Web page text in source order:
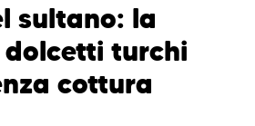
sultano: la
turchi
cottura